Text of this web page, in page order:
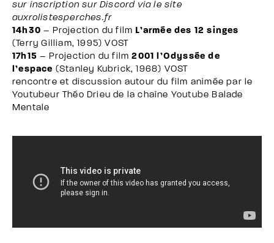
sur inscription sur Discord via le site
auxrolistesperches.fr
14h30 – Projection du film L’armée des 12 singes
(Terry Gilliam, 1995) VOST
17h15 – Projection du film2001 l’Odyssée de
l’espace (Stanley Kubrick, 1968) VOST
rencontre et discussion autour du film animée par le
Youtubeur Théo Drieu de la chaîne Youtube Balade
Mentale